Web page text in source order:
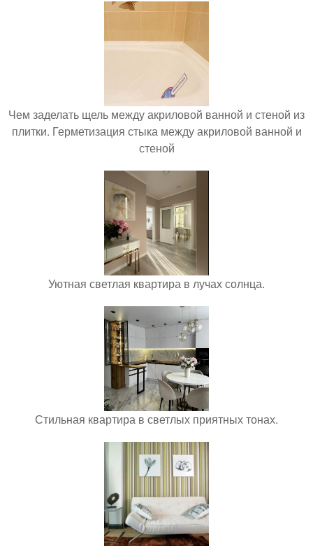
Чем заделать щель между акриловой ванной и стеной из
плитки. Герметизация стыка между акриловой ванной и
стеной
Уютная светлая квартира в лучах солнца.
Стильная квартира в светлых приятных тонах.